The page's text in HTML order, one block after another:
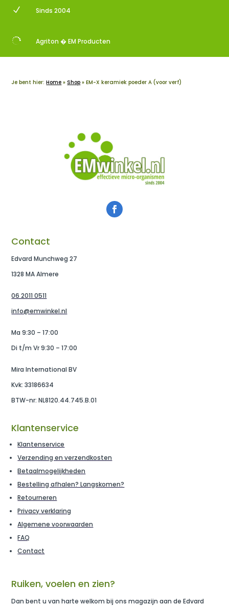
N Sinds 2004
 Agriton � EM Producten
Je bent hier:Home » Shop »EM-X keramiek poeder A (voor verf)
Contact
Edvard Munchweg 27
1328 MA Almere
06 2011 0511
info@emwinkel.nl
Ma 9:30 – 17:00
Di t/m Vr 9:30 – 17:00
Mira International BV
Kvk: 33186634
BTW-nr: NL8120.44.745.B.01
Klantenservice
Klantenservice
Verzending en verzendkosten
Betaalmogelijkheden
Bestelling afhalen? Langskomen?
Retourneren
Privacy verklaring
Algemene voorwaarden
FAQ
Contact
Ruiken, voelen en zien?
Dan bent u van harte welkom bij ons magazijn aan de Edvard